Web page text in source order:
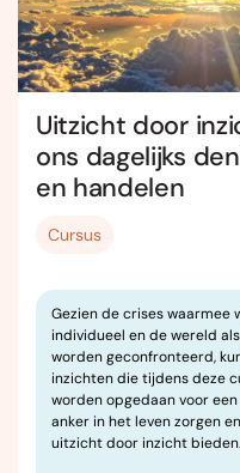
Uitzicht door
ons dagelijks
en handelen
Cursus
Gezien de crises waarmee
individueel en de wereld
worden geconfronteerd,
inzichten die tijdens deze
worden opgedaan voor
anker in het leven zorgen
uitzicht door inzicht bieden.